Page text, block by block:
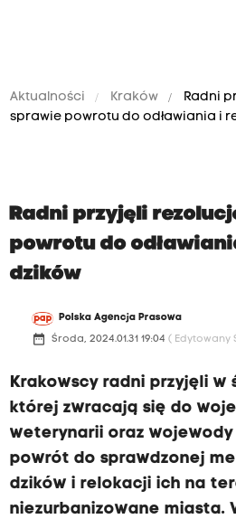
Aktualności Kraków
Radni
sprawie powrotu do odławiania i
Radni przyjęli
powrotu do
dzików
Polska Agencja Prasowa
date_range Środa, 2024.01.31 19:04 ( Edytowany
Krakowscy radni przyjęli w
której zwracają się do
weterynarii oraz wojewody
powrót do sprawdzonej
dzików i relokacji ich na
niezurbanizowane miasta.